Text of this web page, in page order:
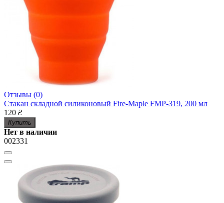
Отзывы (0)
Стакан складной силиконовый Fire-Maple FMP-319, 200 мл
120 ₴
Купить
Нет в наличии
002331